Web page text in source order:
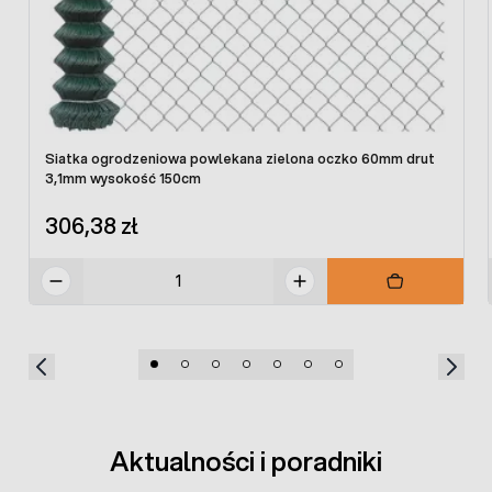
Siatka ogrodzeniowa powlekana zielona oczko 60mm drut
3,1mm wysokość 150cm
306,38 zł
Aktualności i poradniki